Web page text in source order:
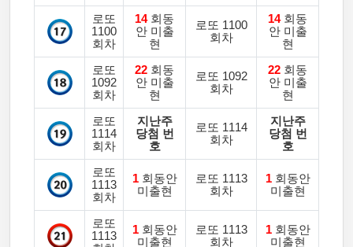
로또
1100
회차
14회동
안 미출
현
로또 1100
회차
14회동
안 미출
현
로또
1092
회차
22 회동
안 미출
현
로또 1092
회차
22 회동
안 미출
현
로또
1114
회차
지난주
당첨 번
호
로또 1114
회차
지난주
당첨 번
호
로또
1113
회차
1회동안
미출현
로또 1113
회차
1회동안
미출현
로또
1113
1회동안
미출현
로또 1113
회차
1회동안
미출현